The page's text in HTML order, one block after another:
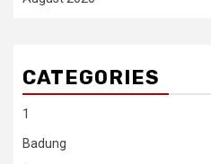
CATEGORIES
1
Badung